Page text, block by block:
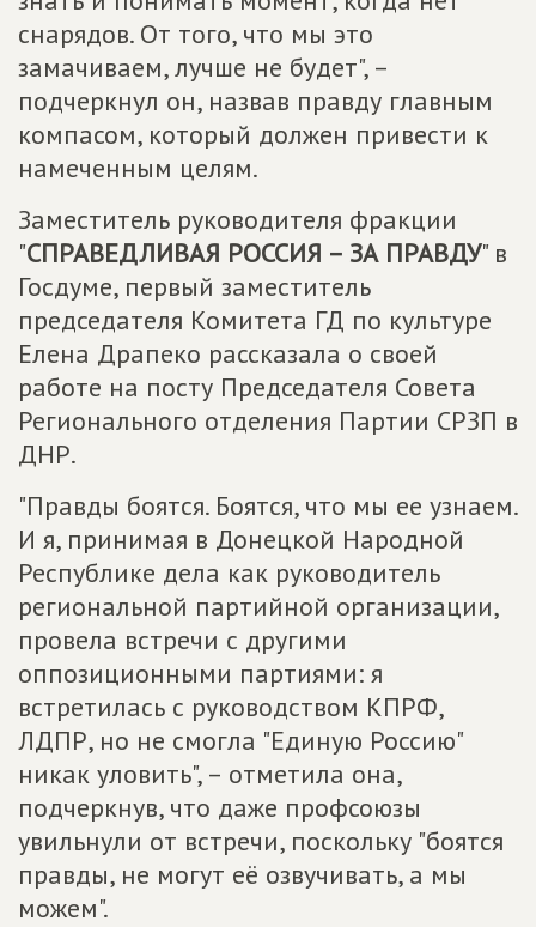
снарядов. От того, что мы это
замачиваем, лучше не будет", –
подчеркнул он, назвав правду главным
компасом, который должен привести к
намеченным целям.
Заместитель руководителя фракции
"СПРАВЕДЛИВАЯ РОССИЯ – ЗА ПРАВДУ" в
Госдуме, первый заместитель
председателя Комитета ГД по культуре
Елена Драпеко рассказала о своей
работе на посту Председателя Совета
Регионального отделения Партии СРЗП в
ДНР.
"Правды боятся. Боятся, что мы ее узнаем.
И я, принимая в Донецкой Народной
Республике дела как руководитель
региональной партийной организации,
провела встречи с другими
оппозиционными партиями: я
встретилась с руководством КПРФ,
ЛДПР, но не смогла "Единую Россию"
никак уловить", – отметила она,
подчеркнув, что даже профсоюзы
увильнули от встречи, поскольку "боятся
правды, не могут её озвучивать, а мы
можем".